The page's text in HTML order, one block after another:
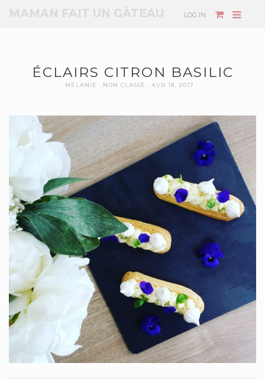
MAMAN FAIT UN GÂTEAU LOG IN
ÉCLAIRS CITRON BASILIC
MÉLANIE NON CLASSÉ AVR 18, 2017